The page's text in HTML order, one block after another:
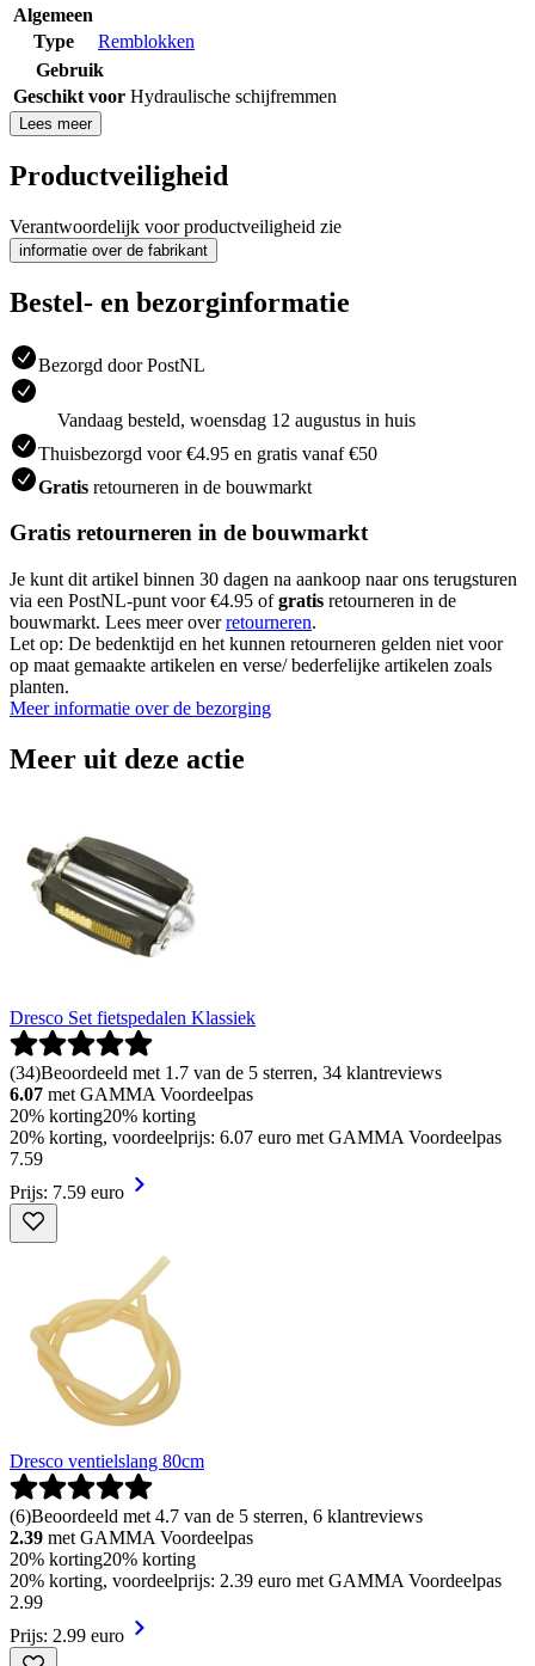
Algemeen
Type
Remblokken
Gebruik
Geschikt voor Hydraulische schijfremmen
Lees meer
Productveiligheid
Verantwoordelijk voor productveiligheid zie
informatie over de fabrikant
Bestel- en bezorginformatie
Bezorgd door PostNL
Vandaag besteld, woensdag 12 augustus in huis
Thuisbezorgd voor €4.95 en gratis vanaf €50
Gratis retourneren in de bouwmarkt
Gratis retourneren in de bouwmarkt
Je kunt dit artikel binnen 30 dagen na aankoop naar ons terugsturen
via een PostNL-punt voor €4.95 ofgratis retourneren in de
bouwmarkt. Lees meer overretourneren.
Let op: De bedenktijd en het kunnen retourneren gelden niet voor
op maat gemaakte artikelen en verse/ bederfelijke artikelen zoals
planten.
Meer informatie over de bezorging
Meer uit deze actie
Dresco Set fietspedalen Klassiek
(34)Beoordeeld met 1.7 van de 5 sterren, 34 klantreviews
6.07 met GAMMA Voordeelpas
20% korting20% korting
20% korting, voordeelprijs: 6.07 euro met GAMMA Voordeelpas
7.59
Prijs: 7.59 euro
Dresco ventielslang 80cm
(6)Beoordeeld met 4.7 van de 5 sterren, 6 klantreviews
2.39 met GAMMA Voordeelpas
20% korting20% korting
20% korting, voordeelprijs: 2.39 euro met GAMMA Voordeelpas
2.99
Prijs: 2.99 euro